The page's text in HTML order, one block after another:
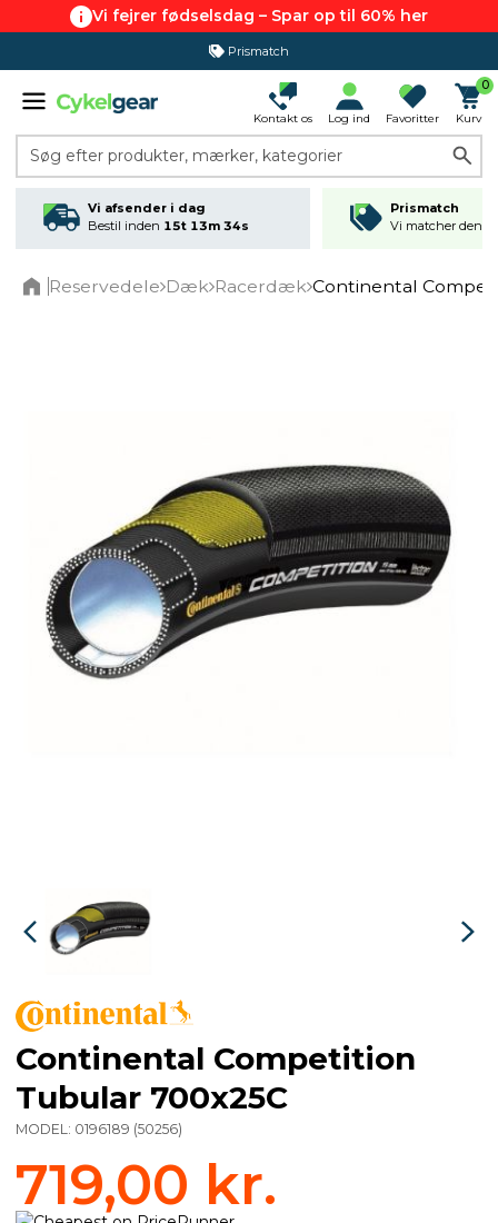
Vi fejrer fødselsdag – Spar op til 60% her
Prismatch
Kontakt os Log ind Favoritter
0
Kurv
Søg efter produkter, mærker, kategorier
Vi afsender i dag
Bestil inden 15t 13m 34s
Prismatch
Vi matcher den
Reservedele Dæk Racerdæk Continental
Continental Competition
Tubular 700x25C
MODEL: 0196189 (50256)
719,00 kr.